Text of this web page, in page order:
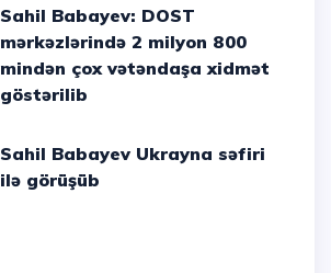
Sahil Babayev: DOST
mərkəzlərində 2 milyon 800
mindən çox vətəndaşa xidmət
göstərilib
Sahil Babayev Ukrayna səfiri
ilə görüşüb